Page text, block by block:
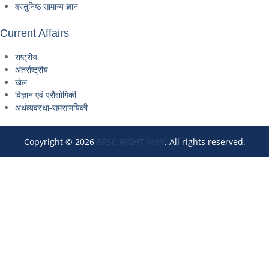
वस्तुनिष्ठ सामान्य ज्ञान
Current Affairs
राष्ट्रीय
अंतर्राष्ट्रीय
खेल
विज्ञान एवं प्रौद्योगिकी
अर्थव्यवस्था-समसामयिकी
Copyright © 2026 BPSC RIGHT WAY . All rights reserved.